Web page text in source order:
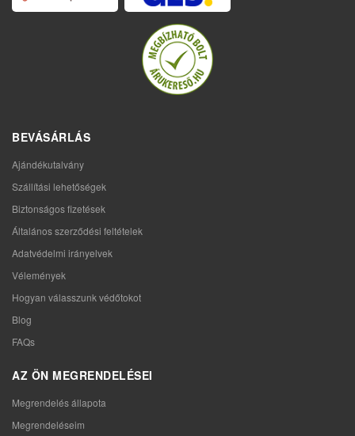
BEVÁSÁRLÁS
Ajándékutalvány
Szállítási lehetőségek
Biztonságos fizetések
Általános szerződési feltételek
Adatvédelmi irányelvek
Vélemények
Hogyan válasszunk védőtokot
Blog
FAQs
AZ ÖN MEGRENDELÉSEI
Megrendelés állapota
Megrendeléseim